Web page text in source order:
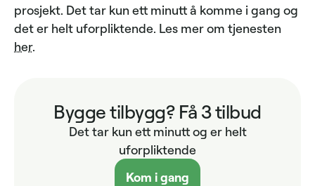
prosjekt. Det tar kun ett minutt å komme i gang og
det er helt uforpliktende. Les mer om tjenesten
her.
Bygge tilbygg? Få 3 tilbud
Det tar kun ett minutt og er helt
uforpliktende
Kom i gang